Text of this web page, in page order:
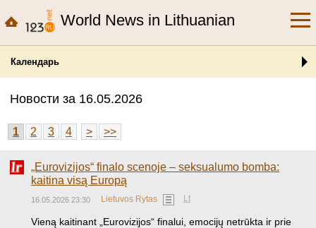
World News in Lithuanian
Календарь
Новости за 16.05.2026
1 2 3 4 > >>
„Eurovizijos“ finalo scenoje – seksualumo bomba:
kaitina visą Europą
16.05.2026 23:30 Lietuvos Rytas Lt
Vieną kaitinant „Eurovizijos“ finalui, emocijų netrūkta ir prie